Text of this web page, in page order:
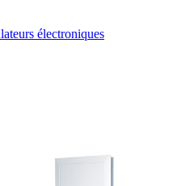
électroniques